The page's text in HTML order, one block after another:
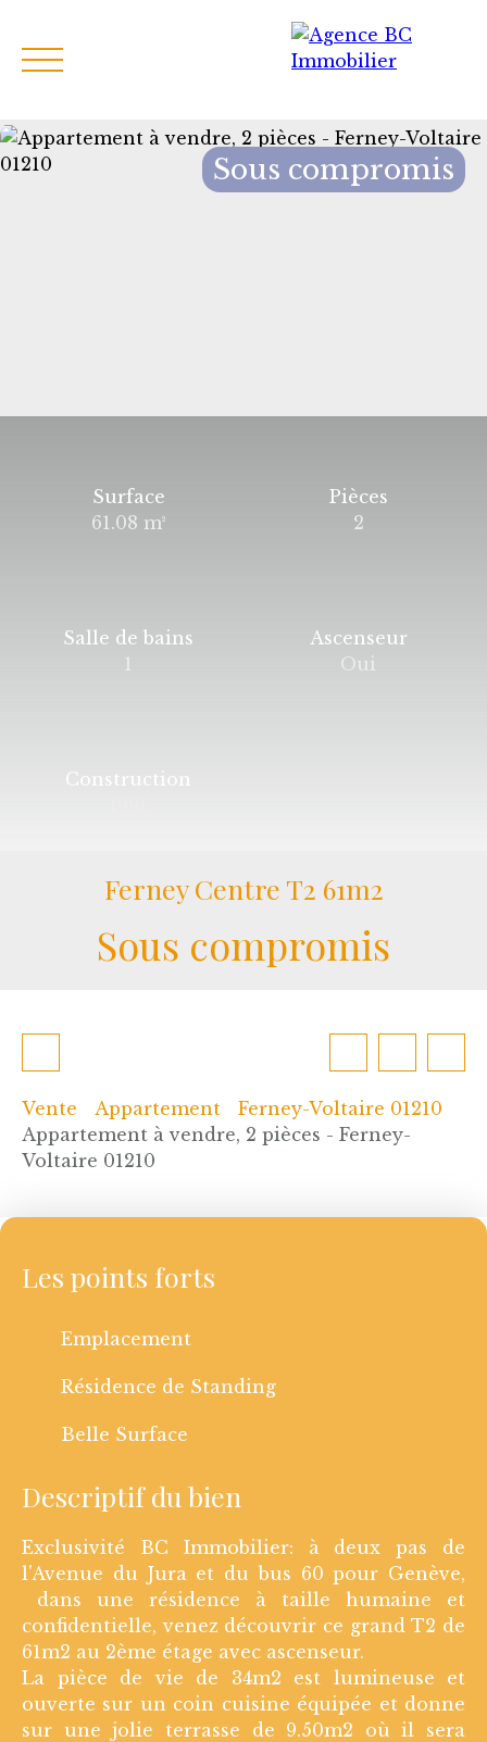
Sous compromis
Surface
61.08 m²
Pièces
2
Salle de bains
1
Ascenseur
Oui
Construction
Ferney Centre T2 61m2
Sous compromis
Vente Appartement
Ferney-Voltaire 01210
Appartement à vendre, 2 pièces - Ferney-
Voltaire 01210
Les points forts
Emplacement
Résidence de Standing
Belle Surface
Descriptif du bien
Exclusivité BC Immobilier: à deux pas de
l'Avenue du Jura et du bus 60 pour Genève,
dans une résidence à taille humaine et
confidentielle, venez découvrir ce grand T2 de
61m2 au 2ème étage avec ascenseur.
La pièce de vie de 34m2 est lumineuse et
ouverte sur un coin cuisine équipée et donne
sur une jolie terrasse de 9.50m2 où il sera